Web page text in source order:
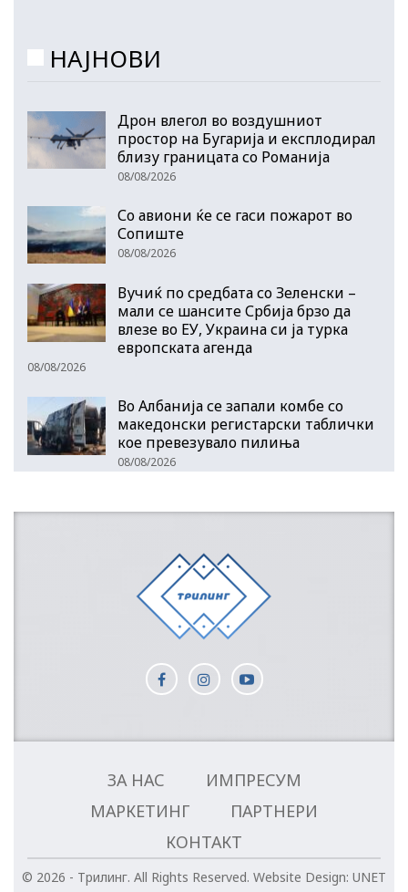
НАЈНОВИ
Дрон влегол во воздушниот
простор на Бугарија и експлодирал
близу границата со Романија
08/08/2026
Со авиони ќе се гаси пожарот во
Сопиште
08/08/2026
Вучиќ по средбата со Зеленски –
мали се шансите Србија брзо да
влезе во ЕУ, Украина си ја турка
европската агенда
08/08/2026
Во Албанија се запали комбе со
македонски регистарски таблички
кое превезувало пилиња
08/08/2026
ЗА НАС
ИМПРЕСУМ
МАРКЕТИНГ
ПАРТНЕРИ
КОНТАКТ
© 2026 - Трилинг. All Rights Reserved. Website Design: UNET